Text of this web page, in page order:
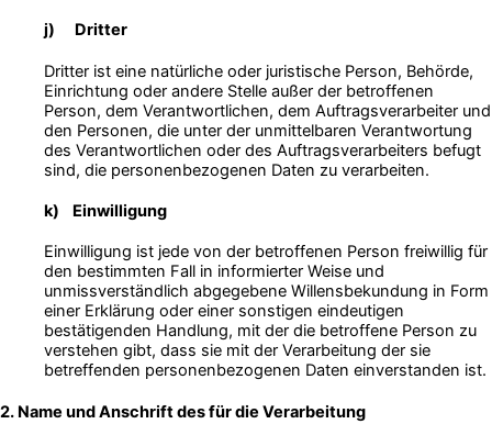
j) Dritter
Dritter ist eine natürliche oder juristische Person, Behörde,
Einrichtung oder andere Stelle außer der betroffenen
Person, dem Verantwortlichen, dem Auftragsverarbeiter und
den Personen, die unter der unmittelbaren Verantwortung
des Verantwortlichen oder des Auftragsverarbeiters befugt
sind, die personenbezogenen Daten zu verarbeiten.
k) Einwilligung
Einwilligung ist jede von der betroffenen Person freiwillig für
den bestimmten Fall in informierter Weise und
unmissverständlich abgegebene Willensbekundung in Form
einer Erklärung oder einer sonstigen eindeutigen
bestätigenden Handlung, mit der die betroffene Person zu
verstehen gibt, dass sie mit der Verarbeitung der sie
betreffenden personenbezogenen Daten einverstanden ist.
2. Name und Anschrift des für die Verarbeitung